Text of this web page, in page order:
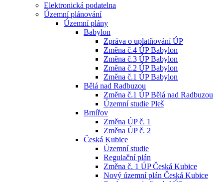
Elektronická podatelna
Územní plánování
Územní plány
Babylon
Zpráva o uplatňování ÚP
Změna č.4 ÚP Babylon
Změna č.3 ÚP Babylon
Změna č.2 ÚP Babylon
Změna č.1 ÚP Babylon
Bělá nad Radbuzou
Změna č.1 ÚP Bělá nad Radbuzou
Územní studie Pleš
Brnířov
Změna ÚP č. 1
Změna ÚP č. 2
Česká Kubice
Územní studie
Regulační plán
Změna č. 1 ÚP Česká Kubice
Nový územní plán Česká Kubice